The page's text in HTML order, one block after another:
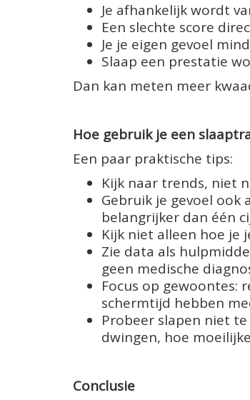
Je afhankelijk wordt
Een slechte score
Je je eigen gevoel
Slaap een prestatie
Dan kan meten meer
Hoe gebruik je een
Een paar praktische tips:
Kijk naar trends, niet
Gebruik je gevoel ook
belangrijker dan één
Kijk niet alleen hoe je
Zie data als
geen medische
Focus op gewoontes:
schermtijd hebben
Probeer slapen niet
dwingen, hoe
Conclusie